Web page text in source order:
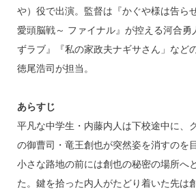
や）役で出演。監督は『かぐや様は告ら
愛頭脳戦～ ファイナル』が控える河合勇
ずラブ』『私の家政夫ナギサさん」など
徳尾浩司が担当。
あらすじ
平凡な中学生・内藤内人は下校途中に、
の御曹司・竜王創也が突然姿を消すのを
小さな路地の前には創也の秘密の場所へ
た。鍵を拾った内人がたどり着いた先は